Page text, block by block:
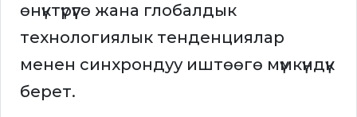
өнүктүрүүгө жана глобалдык
технологиялык тенденциялар
менен синхрондуу иштөөгө мүмкүндүк
берет.